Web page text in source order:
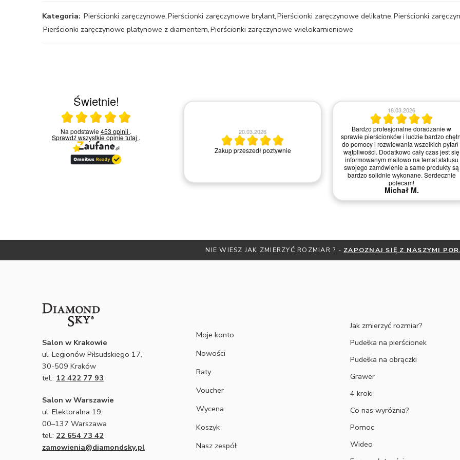
Kategoria: Pierścionki zaręczynowe,Pierścionki zaręczynowe brylant,Pierścionki zaręczynowe delikatne,Pierścionki
Pierścionki zaręczynowe platynowe z diamentem,Pierścionki zaręczynowe wielokamieniowe
Świetnie!
Ocena średnia 5 na 5
Na podstawie453 opinii .
Sprawdź wszystkie opinietutaj .
03.03.2026
Nie ma uwag. Konkretny towar
Wszystko ok, bardzo pomocna obsługa w
kontakcie telefonicznym.
06.05.2026
Dzień dobry Chciałabym Państwu a w
szczególności Pani *** z salonu z Krakowa
podziękować za świetną komunikację,
indywidualne podejście oraz życzliwość
jaką Pani *** cechowała się przez cały
proces produkcji naszych obrączek.
Dziękujemy za doradztwo! Wyszły piękne,
zarówno grawer. Jesteśmy ogromnie
zadowoleni. Dziękujemy i pozdrawiamy
serdecznie Malwina Wiśniewska Łukasz
Deluga
NIE WIESZ JAK ZMIERZYĆ ROZMIAR ? - ZAPOZNAJ SIĘ Z NASZYMI
Salon w Krakowie
ul. Legionów Piłsudskiego 17,
30-509 Kraków
tel.: 12 422 77 93
Salon w Warszawie
ul. Elektoralna 19,
00–137 Warszawa
tel.: 22 654 73 42
zamowienia@diamondsky.pl
Moje konto
Nowości
Raty
Voucher
Wycena
Koszyk
Nasz zespół
Jak zmierzyć rozmiar?
Pudełka na pierścionek
Pudełka na obrączki
Grawer
4 kroki
Co nas wyróżnia?
Pomoc
Wideo